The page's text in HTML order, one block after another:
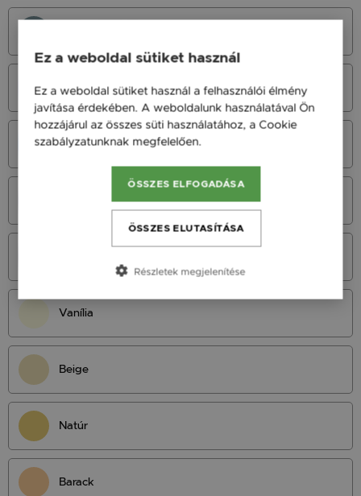
Azúrkék
Neonkék
Vanília
Beige
Natúr
Barack
Ez a weboldal sütiket használ
Ez a weboldal sütiket használ a felhasználói élmény
javítása érdekében. A weboldalunk használatával Ön
hozzájárul az összes süti használatához, a Cookie
szabályzatunknak megfelelően.
ÖSSZES ELFOGADÁSA
ÖSSZES ELUTASÍTÁSA
Részletek megjelenítése